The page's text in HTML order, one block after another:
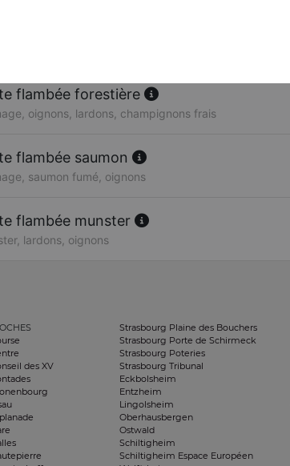
flambée forestière
oignons, lardons, champignons frais
flambée saumon
saumon fumé, oignons
flambée munster
lardons, oignons
des XV
Strasbourg Plaine des Bouchers
Strasbourg Porte de Schirmeck
Strasbourg Poteries
Strasbourg Tribunal
Eckbolsheim
Entzheim
Lingolsheim
Oberhausbergen
Ostwald
Schiltigheim
Schiltigheim Espace Européen